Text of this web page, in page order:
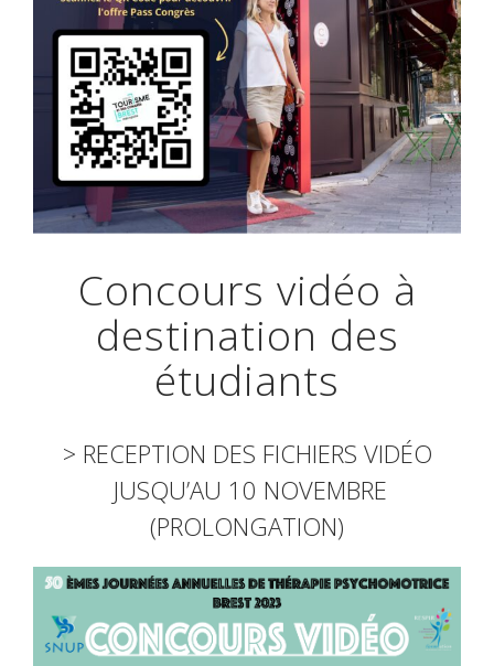
Concours vidéo à
destination des
étudiants
> RECEPTION DES FICHIERS VIDÉO
JUSQU’AU 10 NOVEMBRE
(PROLONGATION)